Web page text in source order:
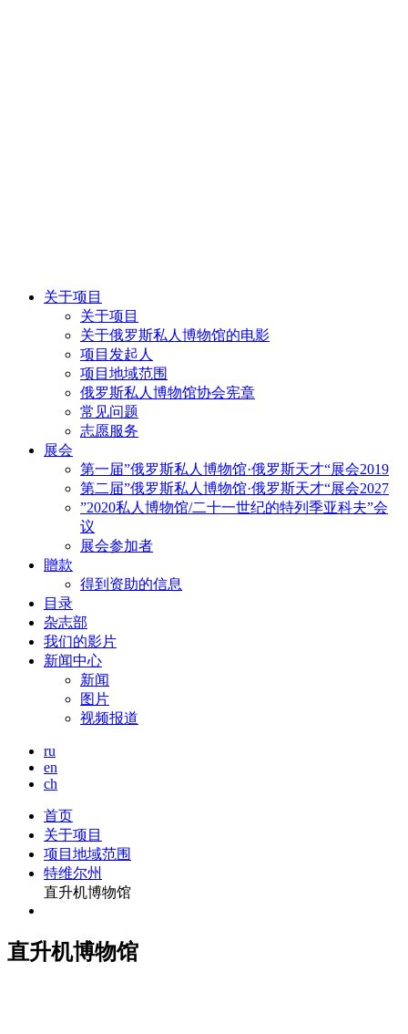
关于项目
关于项目
关于俄罗斯私人博物馆的电影
项目发起人
项目地域范围
俄罗斯私人博物馆协会宪章
常见问题
志愿服务
展会
第一届”俄罗斯私人博物馆·俄罗斯天才“展会2019
第二届”俄罗斯私人博物馆·俄罗斯天才“展会2027
”2020私人博物馆/二十一世纪的特列季亚科夫”会
议
展会参加者
贈款
得到资助的信息
目录
杂志部
我们的影片
新闻中心
新闻
图片
视频报道
ru
en
ch
首页
关于项目
项目地域范围
特维尔州
直升机博物馆
直升机博物馆